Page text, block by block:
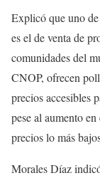
Explicó que uno
es el de venta de
comunidades del
CNOP, ofrecen
precios accesibles
pese al aumento
precios lo más
Morales Díaz